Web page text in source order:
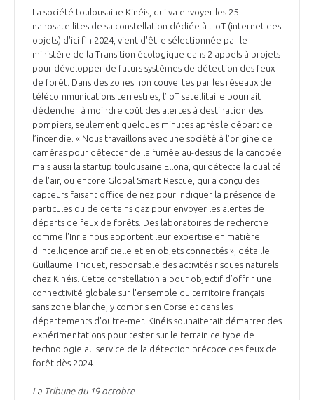
La société toulousaine Kinéis, qui va envoyer les 25
nanosatellites de sa constellation dédiée à l'IoT (internet des
objets) d'ici fin 2024, vient d'être sélectionnée par le
ministère de la Transition écologique dans 2 appels à projets
pour développer de futurs systèmes de détection des feux
de forêt. Dans des zones non couvertes par les réseaux de
télécommunications terrestres, l’IoT satellitaire pourrait
déclencher à moindre coût des alertes à destination des
pompiers, seulement quelques minutes après le départ de
l’incendie. « Nous travaillons avec une société à l'origine de
caméras pour détecter de la fumée au-dessus de la canopée
mais aussi la startup toulousaine Ellona, qui détecte la qualité
de l'air, ou encore Global Smart Rescue, qui a conçu des
capteurs faisant office de nez pour indiquer la présence de
particules ou de certains gaz pour envoyer les alertes de
départs de feux de forêts. Des laboratoires de recherche
comme l'Inria nous apportent leur expertise en matière
d'intelligence artificielle et en objets connectés », détaille
Guillaume Triquet, responsable des activités risques naturels
chez Kinéis. Cette constellation a pour objectif d’offrir une
connectivité globale sur l'ensemble du territoire français
sans zone blanche, y compris en Corse et dans les
départements d'outre-mer. Kinéis souhaiterait démarrer des
expérimentations pour tester sur le terrain ce type de
technologie au service de la détection précoce des feux de
forêt dès 2024.
La Tribune du 19 octobre